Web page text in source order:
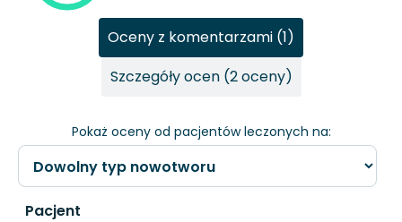
Pokaż oceny od pacjentów leczonych na:
Oceny z komentarzami (1)
Szczegóły ocen (2 oceny)
Pacjent